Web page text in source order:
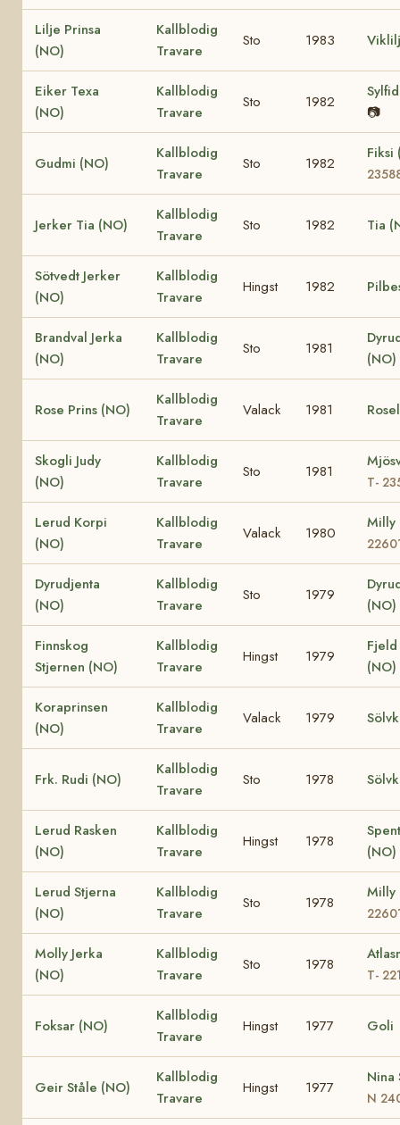
Lilje Prinsa
(NO)
Kallblodig
Travare
Sto 1983
Eiker Texa
(NO)
Kallblodig
Travare
Sto 1982
📷
Gudmi (NO)
Kallblodig
Travare
Sto 1982
Jerker Tia (NO)
Kallblodig
Travare
Sto 1982 Tia
Sötvedt Jerker
(NO)
Kallblodig
Travare
Hingst 1982
Brandval Jerka
(NO)
Kallblodig
Travare
Sto 1981
(NO)
Rose Prins (NO)
Kallblodig
Travare
Valack 1981
Skogli Judy
(NO)
Kallblodig
Travare
Sto 1981
T-
Lerud Korpi
(NO)
Kallblodig
Travare
Valack 1980
Dyrudjenta
(NO)
Kallblodig
Travare
Sto 1979
(NO)
Finnskog
Stjernen (NO)
Kallblodig
Travare
Hingst 1979
(NO)
Koraprinsen
(NO)
Kallblodig
Travare
Valack 1979
Frk. Rudi (NO)
Kallblodig
Travare
Sto 1978
Lerud Rasken
(NO)
Kallblodig
Travare
Hingst 1978
(NO)
Lerud Stjerna
(NO)
Kallblodig
Travare
Sto 1978
Molly Jerka
(NO)
Kallblodig
Travare
Sto 1978
T-
Foksar (NO)
Kallblodig
Travare
Hingst 1977 Goli
Geir Ståle (NO)
Kallblodig
Travare
Hingst 1977
Nina
N